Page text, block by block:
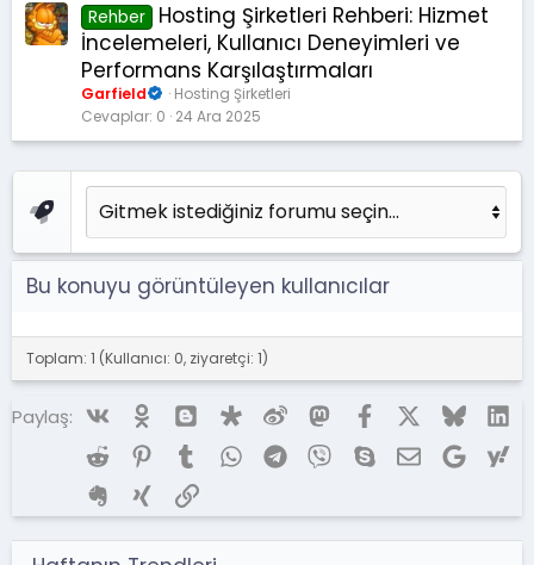
Rehber
Hosting Şirketleri Rehberi: Hizmet
İncelemeleri, Kullanıcı Deneyimleri ve
Performans Karşılaştırmaları
Garfield
Hosting Şirketleri
Cevaplar 0 24 Ara 2025
Bu konuyu görüntüleyen kullanıcılar
Toplam: 1 (Kullanıcı: 0, ziyaretçi: 1)
Paylaş: Vk BloggerDiaspora
Weibo MastodonFacebookX (Twitter)
Bluesky
Reddit Pinterest
TumblrWhatsAppTelegram
ViberSkypeE-postaGoogle
Evernote
Xing Link